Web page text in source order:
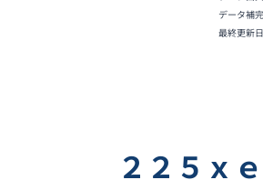
データ補
最終更新日
２２５ｘ